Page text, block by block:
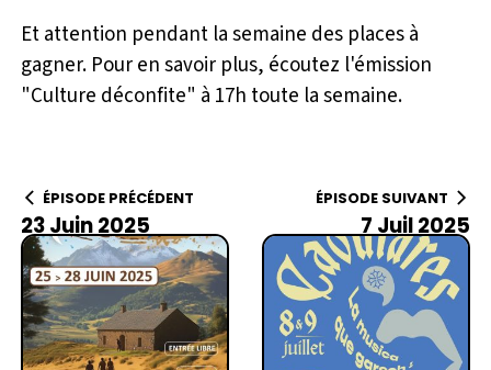
Et attention pendant la semaine des places à
gagner. Pour en savoir plus, écoutez l'émission
"Culture déconfite" à 17h toute la semaine.
ÉPISODE PRÉCÉDENT
23 Juin 2025
ÉPISODE SUIVANT
7 Juil 2025